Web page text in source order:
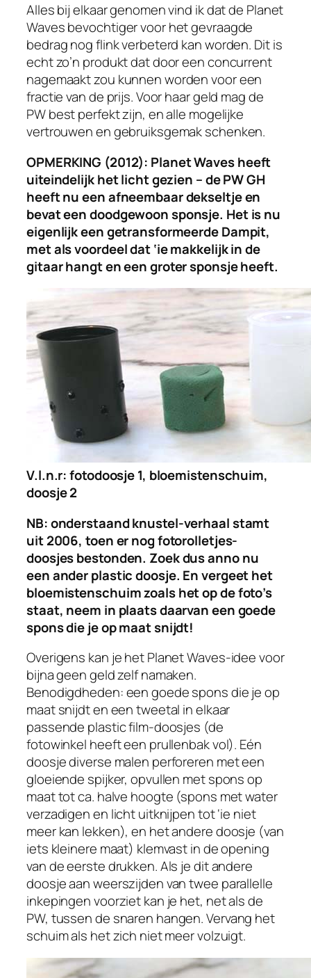
Alles bij elkaar genomen vind ik dat de Planet
Waves bevochtiger voor het gevraagde
bedrag nog flink verbeterd kan worden. Dit is
echt zo’n produkt dat door een concurrent
nagemaakt zou kunnen worden voor een
fractie van de prijs. Voor haar geld mag de
PW best perfekt zijn, en alle mogelijke
vertrouwen en gebruiksgemak schenken.
OPMERKING (2012): Planet Waves heeft
uiteindelijk het licht gezien – de PW GH
heeft nu een afneembaar dekseltje en
bevat een doodgewoon sponsje. Het is nu
eigenlijk een getransformeerde Dampit,
met als voordeel dat ‘ie makkelijk in de
gitaar hangt en een groter sponsje heeft.
V.l.n.r: fotodoosje 1, bloemistenschuim,
doosje 2
NB: onderstaand knustel-verhaal stamt
uit 2006, toen er nog fotorolletjes-
doosjes bestonden. Zoek dus anno nu
een ander plastic doosje. En vergeet het
bloemistenschuim zoals het op de foto’s
staat, neem in plaats daarvan een goede
spons die je op maat snijdt!
Overigens kan je het Planet Waves-idee voor
bijna geen geld zelf namaken.
Benodigdheden: een goede spons die je op
maat snijdt en een tweetal in elkaar
passende plastic film-doosjes (de
fotowinkel heeft een prullenbak vol). Eén
doosje diverse malen perforeren met een
gloeiende spijker, opvullen met spons op
maat tot ca. halve hoogte (spons met water
verzadigen en licht uitknijpen tot ‘ie niet
meer kan lekken), en het andere doosje (van
iets kleinere maat) klemvast in de opening
van de eerste drukken. Als je dit andere
doosje aan weerszijden van twee parallelle
inkepingen voorziet kan je het, net als de
PW, tussen de snaren hangen. Vervang het
schuim als het zich niet meer volzuigt.